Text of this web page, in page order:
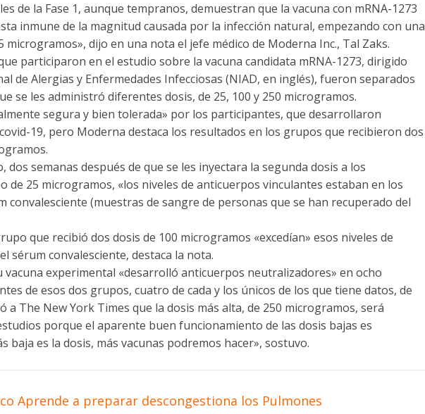
de la Fase 1, aunque tempranos, demuestran que la vacuna con mRNA-1273
inmune de la magnitud causada por la infección natural, empezando con una
microgramos», dijo en una nota el jefe médico de Moderna Inc., Tal Zaks.
participaron en el estudio sobre la vacuna candidata mRNA-1273, dirigido
de Alergias y Enfermedades Infecciosas (NIAD, en inglés), fueron separados
se les administró diferentes dosis, de 25, 100 y 250 microgramos.
segura y bien tolerada» por los participantes, que desarrollaron
19, pero Moderna destaca los resultados en los grupos que recibieron dos
dos semanas después de que se les inyectara la segunda dosis a los
de 25 microgramos, «los niveles de anticuerpos vinculantes estaban en los
convalesciente (muestras de sangre de personas que se han recuperado del
que recibió dos dosis de 100 microgramos «excedían» esos niveles de
sérum convalesciente, destaca la nota.
vacuna experimental «desarrolló anticuerpos neutralizadores» en ocho
de esos dos grupos, cuatro de cada y los únicos de los que tiene datos, de
a The New York Times que la dosis más alta, de 250 microgramos, será
porque el aparente buen funcionamiento de las dosis bajas es
baja es la dosis, más vacunas podremos hacer», sostuvo.
Aprende a preparar descongestiona los Pulmones